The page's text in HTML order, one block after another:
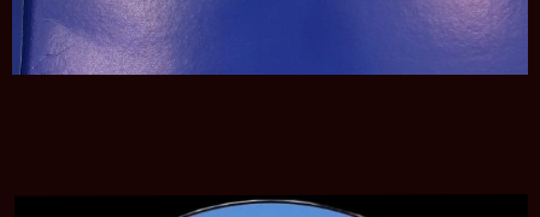
Đáp:Quý khách được kiểm tra hàng trước khi nhận
hàng.